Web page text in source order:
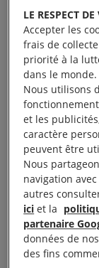
Aujourd’hui,
d’Amnesty
d’«
Gülen» et
coupables d’ «
terroriste».
À lire aussi :
juste :
Aujourd’hui,
de justice
porte un
Özlem, İdil et
LE RESPECT
Accepter les
frais de
priorité à la
dans le monde.
Nous utilisons
et les
caractère
peuvent être
Nous
navigation
autres
ici et la
partenaire
données de
des fins